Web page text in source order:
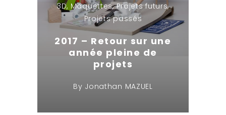
3D, Maquettes,Projets futurs,
Projets passés
2017 – Retour sur une
année pleine de
projets
By Jonathan MAZUEL